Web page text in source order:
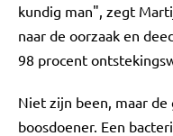
kundig man", zegt
naar de oorzaak en
98 procent
Niet zijn been, maar
boosdoener. Een